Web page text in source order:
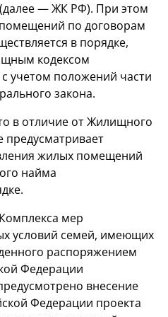
— ЖК РФ). При этом
по договорам
в порядке,
кодексом
учетом положений части
закона.
в отличие от Жилищного
жилых помещений
найма
мер
условий семей, имеющих
распоряжением
Федерации
внесение
Федерации проекта